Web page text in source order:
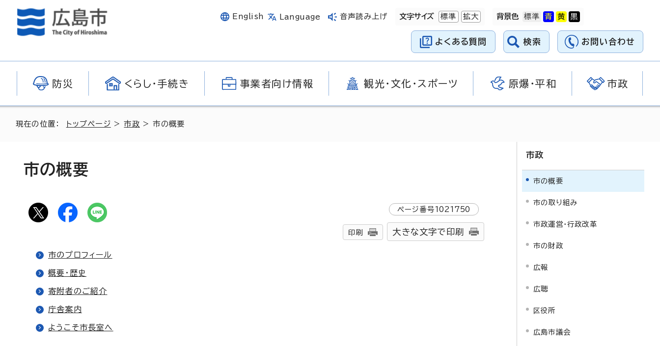
English Language 音声読み上げ 文字サイズ 標準 拡大 背景色
よくある質問 検索 お問い合わせ
防災 くらし・手続き 事業者向け情報 観光・文化・スポーツ 原爆・平和 市政
現在の位置： トップページ >市政 > 市の概要
市の概要
ページ番号1021750
印刷 大きな文字で印刷
市のプロフィール
概要・歴史
寄附者のご紹介
庁舎案内
ようこそ市長室へ
市政
市の概要
市の取り組み
市政運営・行政改革
市の財政
広報
広聴
区役所
広島市議会